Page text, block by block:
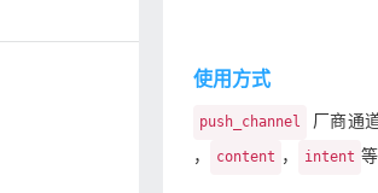
使用方式
push_channel
厂商通
，
content ， intent